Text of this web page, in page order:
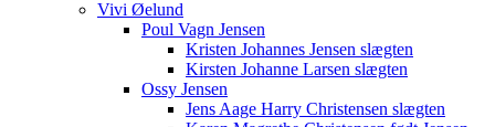
Vivi Øelund
Poul Vagn Jensen
Kristen Johannes Jensen slægten
Kirsten Johanne Larsen slægten
Ossy Jensen
Jens Aage Harry Christensen slægten